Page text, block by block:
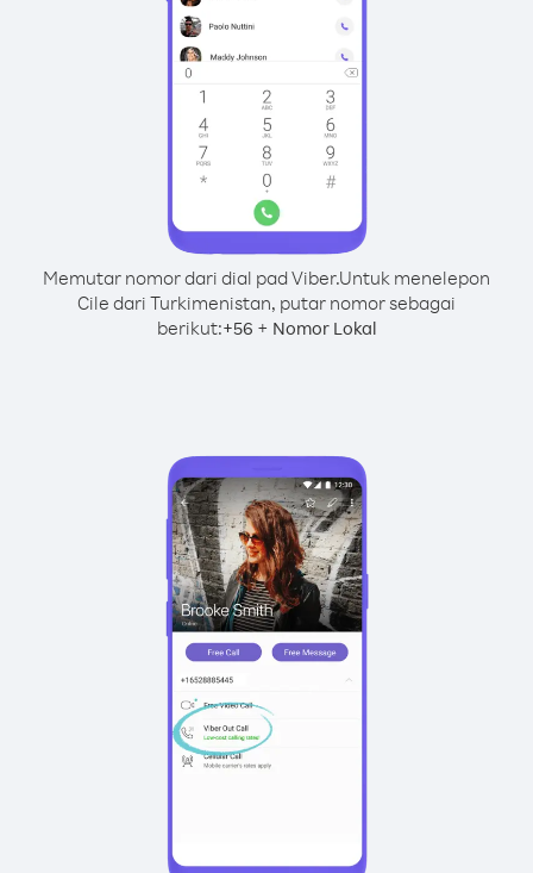
Memutar nomor dari dial pad Viber.Untuk menelepon
Cile dari Turkimenistan, putar nomor sebagai
berikut:+56 + Nomor Lokal